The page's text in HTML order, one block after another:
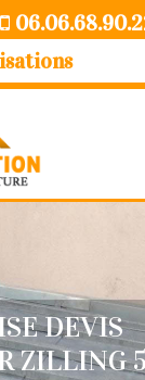
DEVIS
ZILLING